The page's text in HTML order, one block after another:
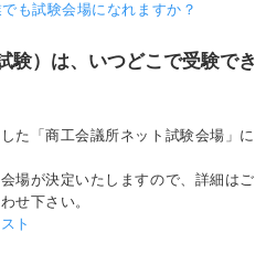
も試験会場になれますか？
験）は、いつどこで受験でき
た「商工会議所ネット試験会場」に
場が決定いたしますので、詳細はご
せ下さい。
ト